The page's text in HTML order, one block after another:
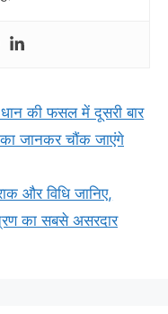
की फसल में दूसरी बार
जानकर चौंक जाएंगे
और विधि जानिए,
का सबसे असरदार